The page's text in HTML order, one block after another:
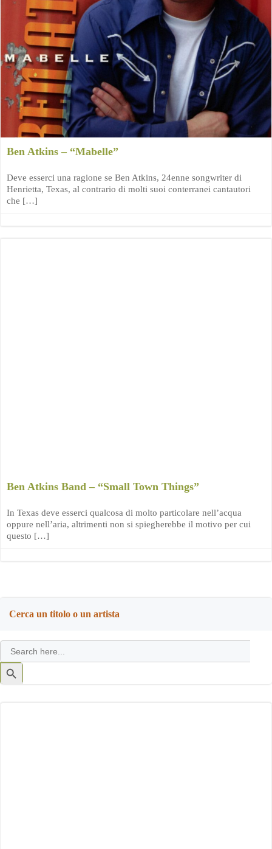
Ben Atkins – “Mabelle”
Deve esserci una ragione se Ben Atkins, 24enne songwriter di
Henrietta, Texas, al contrario di molti suoi conterranei cantautori
che […]
Ben Atkins Band – “Small Town Things”
In Texas deve esserci qualcosa di molto particolare nell’acqua
oppure nell’aria, altrimenti non si spiegherebbe il motivo per cui
questo […]
Cerca un titolo o un artista
Search
for:
Search
Button